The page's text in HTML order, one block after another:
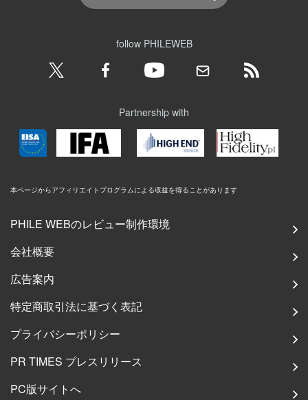
follow PHILEWEB
Partnership with
本ページからアフィリエイトプログラムによる収益を得ることがあります
PHILE WEBのレビュー制作環境
会社概要
広告案内
特定商取引法に基づく表記
プライバシーポリシー
PR TIMES プレスリリース
PC版サイトへ